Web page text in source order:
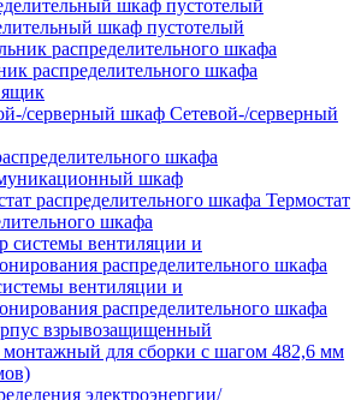
шкаф пустотелый
распределительного шкафа
ящик
Сетевой-/серверный
шкафа
шкаф
Термостат
шкафа
вентиляции и
распределительного шкафа
взрывозащищенный
для сборки с шагом 482,6 мм
электроэнергии/